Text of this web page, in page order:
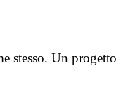
stesso. Un progetto